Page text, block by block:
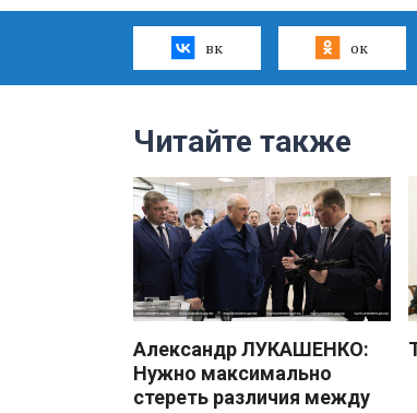
вк ок
Читайте также
Александр ЛУКАШЕНКО:
Нужно максимально
стереть различия между